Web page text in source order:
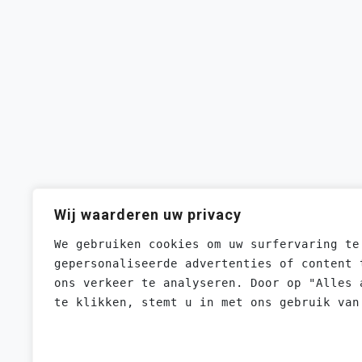
Wij waarderen uw privacy
We gebruiken cookies om uw surfervaring
gepersonaliseerde advertenties of content
ons verkeer te analyseren. Door op "Alles
te klikken, stemt u in met ons gebruik van